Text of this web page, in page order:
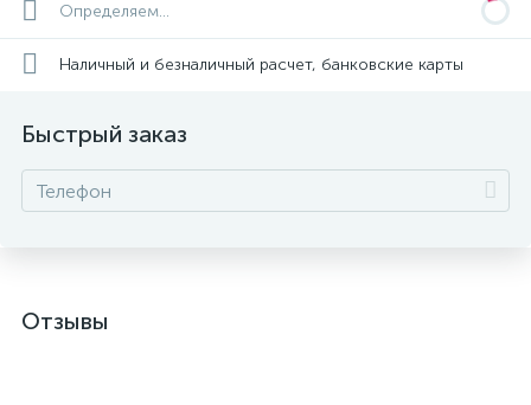
Определяем...
Наличный и безналичный расчет, банковские карты
Быстрый заказ
Отзывы